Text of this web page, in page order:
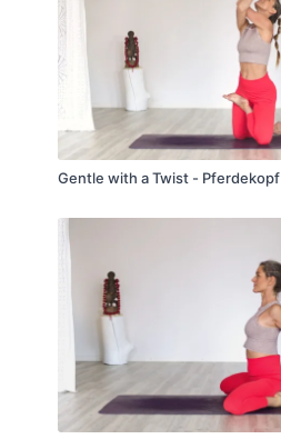
Gentle with a Twist - Pferdekopf